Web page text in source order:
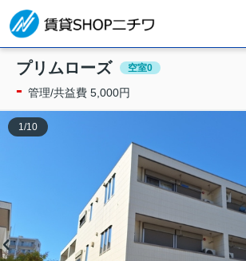
プリムローズ 空室0
- 管理/共益費 5,000円
1 /10